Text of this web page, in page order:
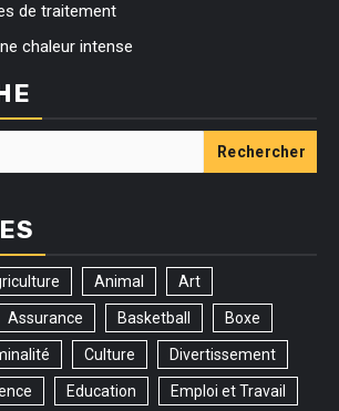
de traitement
chaleur intense
Animal Art
Assurance Basketball Boxe
Culture Divertissement
Education Emploi et Travail